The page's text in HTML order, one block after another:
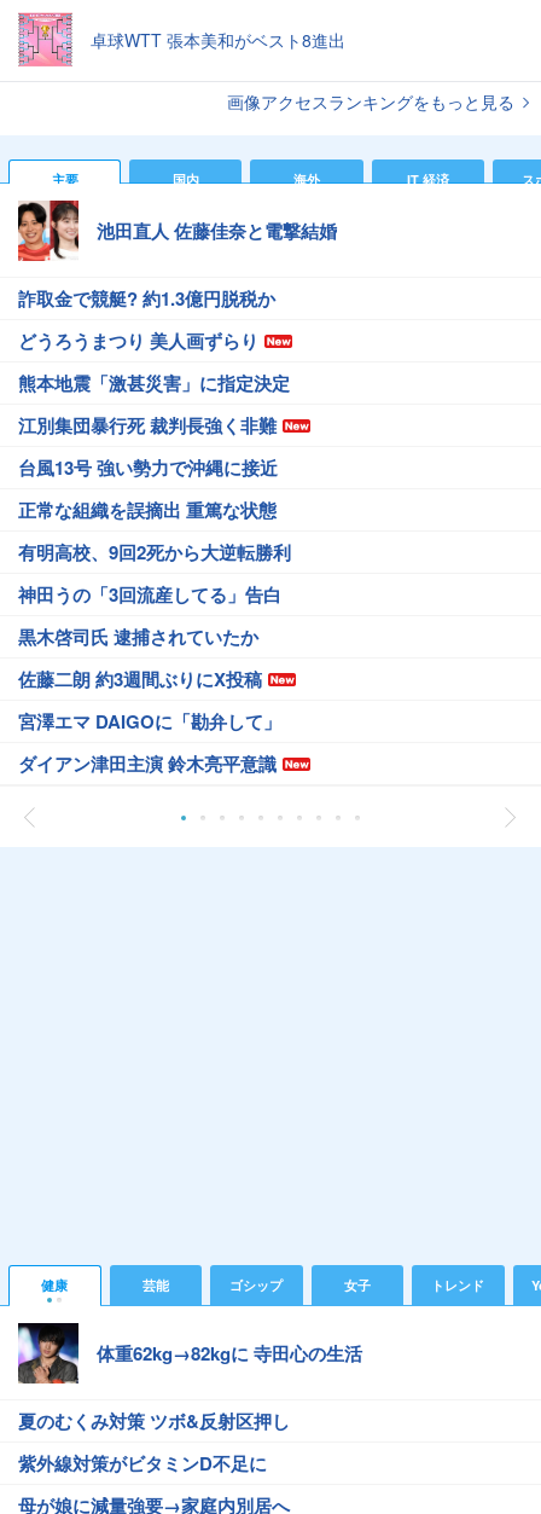
卓球WTT 張本美和がベスト8進出
画像アクセスランキングをもっと見る
主要 国内 海外 IT 経済 ス
池田直人 佐藤佳奈と電撃結婚
詐取金で競艇? 約1.3億円脱税か
どうろうまつり 美人画ずらり
熊本地震「激甚災害」に指定決定
江別集団暴行死 裁判長強く非難
台風13号 強い勢力で沖縄に接近
正常な組織を誤摘出 重篤な状態
有明高校、9回2死から大逆転勝利
神田うの「3回流産してる」告白
黒木啓司氏 逮捕されていたか
佐藤二朗 約3週間ぶりにX投稿
宮澤エマ DAIGOに「勘弁して」
ダイアン津田主演 鈴木亮平意識
健康 芸能 ゴシップ 女子 トレンド
体重62kg→82kgに 寺田心の生活
夏のむくみ対策 ツボ&反射区押し
紫外線対策がビタミンD不足に
母が娘に減量強要→家庭内別居へ